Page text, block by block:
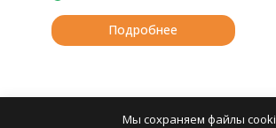
Подробнее
Мы сохраняем файлы